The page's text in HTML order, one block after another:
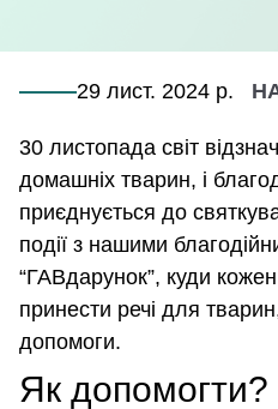
29 лист. 2024 р.
30 листопада світ
домашніх тварин, і
приєднується до
події з нашими
“ГАВдарунок”, куди
принести речі для
допомоги.
Як допомогти?